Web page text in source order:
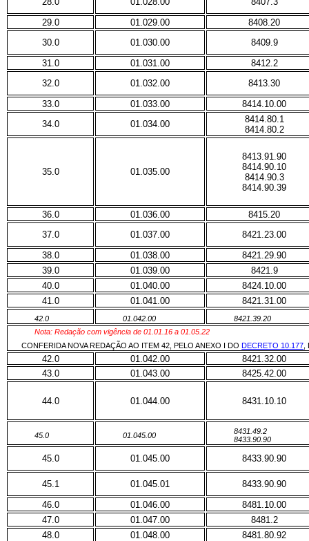
29.0
01.029.00
8408.20
30.0
01.030.00
8409.9
31.0
01.031.00
8412.2
32.0
01.032.00
8413.30
33.0
01.033.00
8414.10.00
34.0
01.034.00
8414.80.1
8414.80.2
35.0 01.035.00
8413.91.90
8414.90.10
8414.90.3
8414.90.39
36.0 01.036.00
8415.20
37.0
01.037.00
8421.23.00
38.0
01.038.00
8421.29.90
39.0
01.039.00
8421.9
40.0
01.040.00
8424.10.00
41.0
01.041.00 8421.31.00
42.0 01.042.00
8421.39.20
Nota: Redação com vigência de 01.01.16 a 01.05.22
CONFERIDA NOVA REDAÇÃO AO ITEM 42, PELO ANEXO I DODECRETO 10.177
42.0 01.042.00
8421.32.00
43.0
01.043.00 8425.42.00
44.0 01.044.00 8431.10.10
45.0 01.045.00
8431.49.2
8433.90.90
45.0 01.045.00 8433.90.90
45.1 01.045.01
8433.90.90
46.0
01.046.00
8481.10.00
47.0
01.047.00
8481.2
48.0
01.048.00
8481.80.92